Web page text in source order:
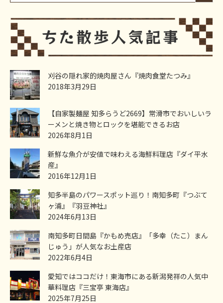
刈谷の隠れ家的焼肉屋さん『焼肉食堂たつみ』
2018年3月29日
【自家製麺屋 知多らうど2669】常滑市でおいしいラ
ーメンと焼き物とロックを堪能できるお店
2026年8月1日
新鮮な魚介が安値で味わえる海鮮料理店『ダイ平水
産』
2016年12月1日
知多半島のパワースポット巡り！南知多町『つぶて
ヶ浦』『羽豆神社』
2024年6月13日
南知多町日間島『かもめ売店』「多幸（たこ）まん
じゅう」が人気なお土産店
2022年6月4日
愛知ではココだけ！東海市にある新潟発祥の人気中
華料理店『三宝亭 東海店』
2025年7月25日